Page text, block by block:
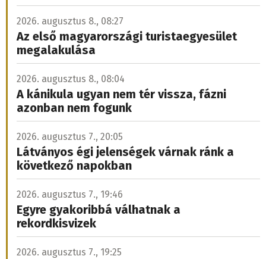
2026. augusztus 8., 08:27
Az első magyarországi turistaegyesület
megalakulása
2026. augusztus 8., 08:04
A kánikula ugyan nem tér vissza, fázni
azonban nem fogunk
2026. augusztus 7., 20:05
Látványos égi jelenségek várnak ránk a
következő napokban
2026. augusztus 7., 19:46
Egyre gyakoribbá válhatnak a
rekordkisvizek
2026. augusztus 7., 19:25